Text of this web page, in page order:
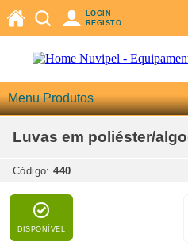
LOGIN
REGISTO
Menu Produtos
Luvas em poliéster/
Código:440
DISPONÍVEL